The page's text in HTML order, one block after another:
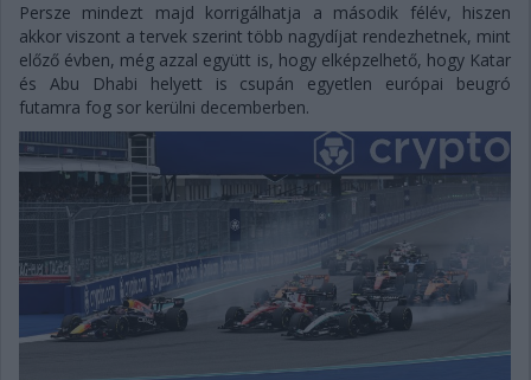
Persze mindezt majd korrigálhatja a második félév, hiszen
akkor viszont a tervek szerint több nagydíjat rendezhetnek, mint
előző évben, még azzal együtt is, hogy elképzelhető, hogy Katar
és Abu Dhabi helyett is csupán egyetlen európai beugró
futamra fog sor kerülni decemberben.